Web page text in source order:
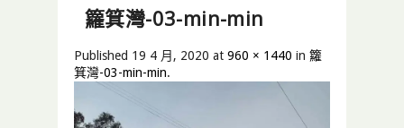
籮箕灣-03-min-min
Published 19 4 月, 2020 at 960 × 1440 in 籮
箕灣-03-min-min.